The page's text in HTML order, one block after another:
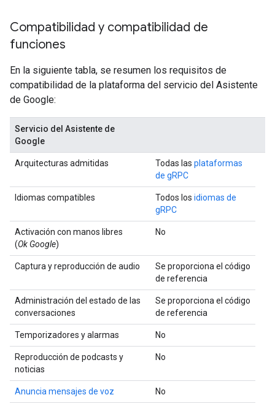
Compatibilidad y compatibilidad de
funciones
En la siguiente tabla, se resumen los requisitos de
compatibilidad de la plataforma del servicio del Asistente
de Google:
Servicio del Asistente de
Google
Arquitecturas admitidas Todas las plataformas
de gRPC
Idiomas compatibles Todos los idiomas de
gRPC
Activación con manos libres
(Ok Google)
No
Captura y reproducción de audio
Se proporciona el código
de referencia
Administración del estado de las
conversaciones
Se proporciona el código
de referencia
Temporizadores y alarmas No
Reproducción de podcasts y
noticias
No
Anuncia mensajes de voz No